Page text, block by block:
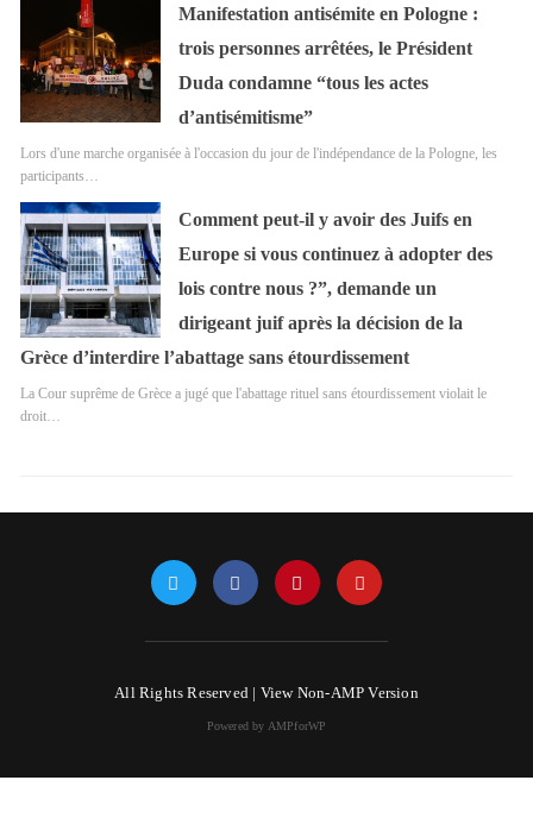
Manifestation antisémite en Pologne :
trois personnes arrêtées, le Président
Duda condamne “tous les actes
d’antisémitisme”
Lors d'une marche organisée à l'occasion du jour de l'indépendance de la Pologne, les
participants…
Comment peut-il y avoir des Juifs en
Europe si vous continuez à adopter des
lois contre nous ?”, demande un
dirigeant juif après la décision de la
Grèce d’interdire l’abattage sans étourdissement
La Cour suprême de Grèce a jugé que l'abattage rituel sans étourdissement violait le
droit…
All Rights Reserved | View Non-AMP Version
Powered by AMPforWP